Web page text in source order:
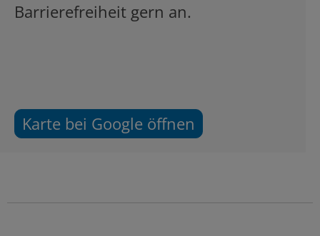
Barrierefreiheit gern an.
Karte bei Google öffnen